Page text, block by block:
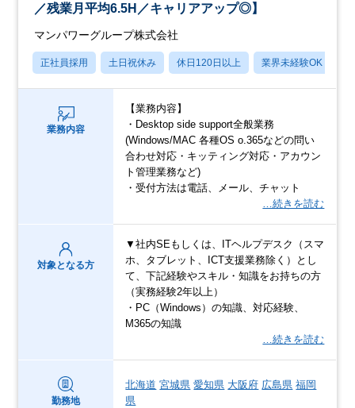
／残業月平均6.5H／キャリアアップ◎】
マンパワーグループ株式会社
正社員採用 土日祝休み 休日120日以上 業界未経験OK
業務内容
【業務内容】
・Desktop side support全般業務
(Windows/MAC 各種OS o.365などの問い
合わせ対応・キッティング対応・アカウン
ト管理業務など)
・受付方法は電話、メール、チャット
…続きを読む
対象となる方
▼社内SEもしくは、ITヘルプデスク（スマ
ホ、タブレット、ICT支援業務除く）とし
て、下記経験やスキル・知識をお持ちの方
（実務経験2年以上）
・PC（Windows）の知識、対応経験、
M365の知識
…続きを読む
勤務地
北海道 宮城県 愛知県 大阪府 広島県 福岡
県